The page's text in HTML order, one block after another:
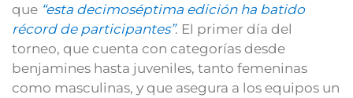
que “esta decimoséptima edición ha batido
récord de participantes”. El primer día del
torneo, que cuenta con categorías desde
benjamines hasta juveniles, tanto femeninas
como masculinas, y que asegura a los equipos un